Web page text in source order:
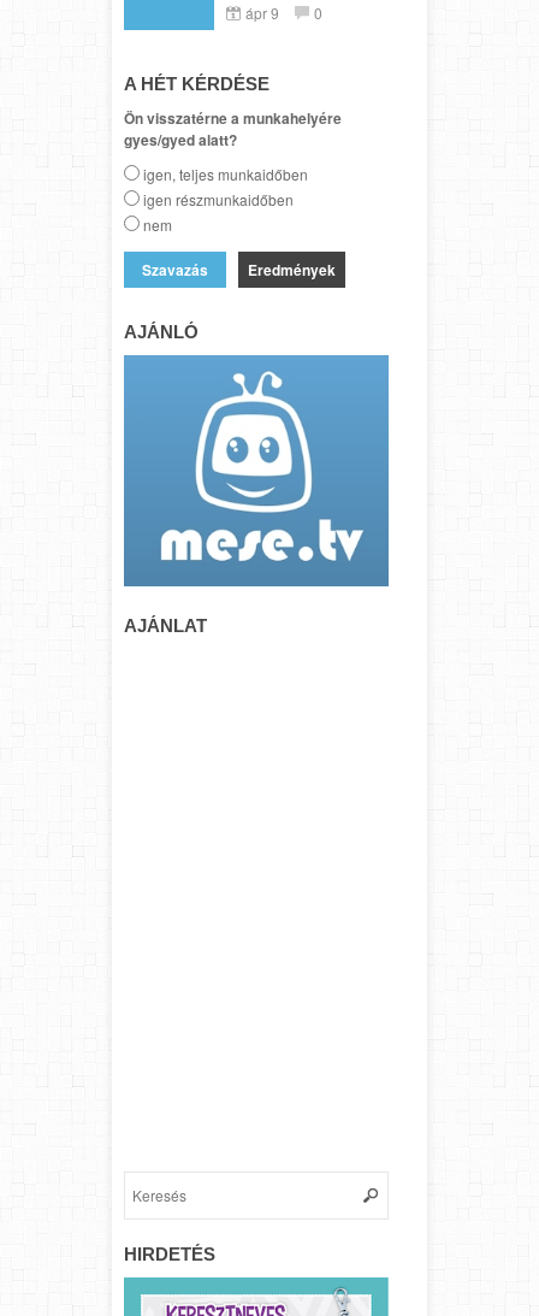
ápr 9 0
A HÉT KÉRDÉSE
Ön visszatérne a munkahelyére
gyes/gyed alatt?
igen, teljes munkaidőben
igen részmunkaidőben
nem
Eredmények
AJÁNLÓ
AJÁNLAT
HIRDETÉS